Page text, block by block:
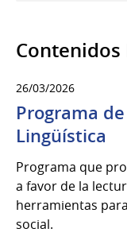
Contenidos
26/03/2026
Programa
Lingüística
Programa que
a favor de la
herramientas
social.